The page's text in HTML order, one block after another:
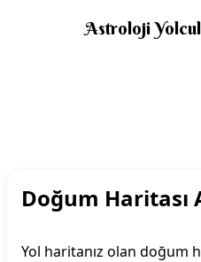
Astroloji
Doğum Haritası
Yol haritanız olan doğum